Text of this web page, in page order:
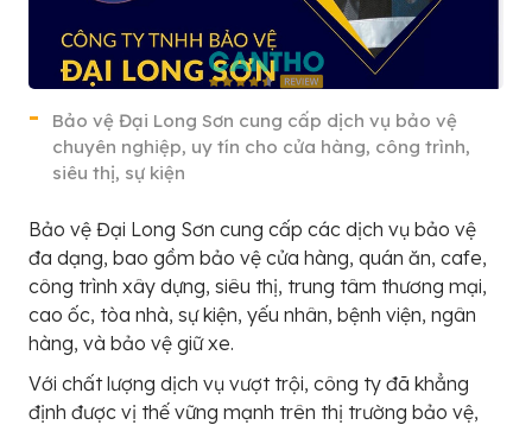
Bảo vệ Đại Long Sơn cung cấp dịch vụ bảo vệ
chuyên nghiệp, uy tín cho cửa hàng, công trình,
siêu thị, sự kiện
Bảo vệ Đại Long Sơn cung cấp các dịch vụ bảo vệ
đa dạng, bao gồm bảo vệ cửa hàng, quán ăn, cafe,
công trình xây dựng, siêu thị, trung tâm thương mại,
cao ốc, tòa nhà, sự kiện, yếu nhân, bệnh viện, ngân
hàng, và bảo vệ giữ xe.
Với chất lượng dịch vụ vượt trội, công ty đã khẳng
định được vị thế vững mạnh trên thị trường bảo vệ,